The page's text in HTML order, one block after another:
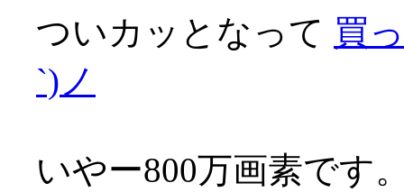
ついカッとなって 買
`)ノ
いやー800万画素です